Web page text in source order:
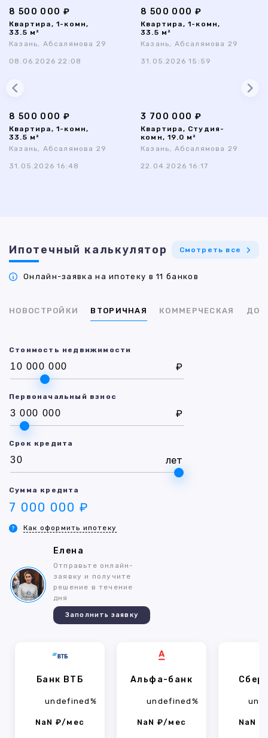
8 500 000 ₽
Квартира, 1-комн,
33.5 м²
Казань, Абсалямова 29
08.06.2026 22:08
8 500 000 ₽
Квартира, 1-комн,
33.5 м²
Казань, Абсалямова 29
31.05.2026 15:59
8 500 000 ₽
Квартира, 1-комн,
33.5 м²
Казань, Абсалямова 29
31.05.2026 16:48
3 700 000 ₽
Квартира, Студия-
комн, 19.0 м²
Казань, Абсалямова 29
22.04.2026 16:17
Ипотечный калькулятор Смотреть все
Онлайн-заявка на ипотеку в 11 банков
НОВОСТРОЙКИ ВТОРИЧНАЯ КОММЕРЧЕСКАЯ ДОМ
Стоимость недвижимости
₽
Первоначальный взнос
₽
Срок кредита
лет
Сумма кредита
7 000 000 ₽
Как оформить ипотеку
Елена
Отправьте онлайн-
заявку и получите
решение в течение
дня
Заполнить заявку
Банк ВТБ
undefined%
NaN ₽/мес
Альфа-банк
undefined%
NaN ₽/мес NaN